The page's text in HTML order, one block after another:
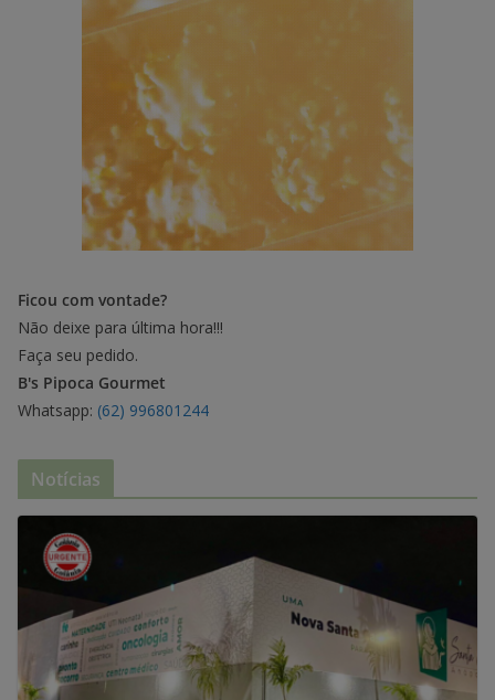
Ficou com vontade?
Não deixe para última hora!!!
Faça seu pedido.
B's Pipoca Gourmet
Whatsapp: (62) 996801244
Notícias